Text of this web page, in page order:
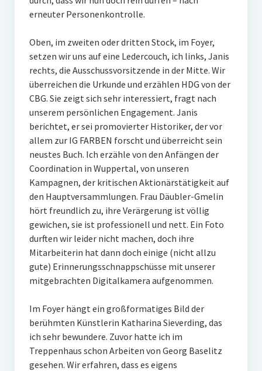
erneuter Personenkontrolle.
Oben, im zweiten oder dritten Stock, im Foyer,
setzen wir uns auf eine Ledercouch, ich links, Janis
rechts, die Ausschussvorsitzende in der Mitte. Wir
überreichen die Urkunde und erzählen HDG von der
CBG. Sie zeigt sich sehr interessiert, fragt nach
unserem persönlichen Engagement. Janis
berichtet, er sei promovierter Historiker, der vor
allem zur IG FARBEN forscht und überreicht sein
neustes Buch. Ich erzähle von den Anfängen der
Coordination in Wuppertal, von unseren
Kampagnen, der kritischen Aktionärstätigkeit auf
den Hauptversammlungen. Frau Däubler-Gmelin
hört freundlich zu, ihre Verärgerung ist völlig
gewichen, sie ist professionell und nett. Ein Foto
durften wir leider nicht machen, doch ihre
Mitarbeiterin hat dann doch einige (nicht allzu
gute) Erinnerungsschnappschüsse mit unserer
mitgebrachten Digitalkamera aufgenommen.
Im Foyer hängt ein großformatiges Bild der
berühmten Künstlerin Katharina Sieverding, das
ich sehr bewundere. Zuvor hatte ich im
Treppenhaus schon Arbeiten von Georg Baselitz
gesehen. Wir erfahren, dass es eigens